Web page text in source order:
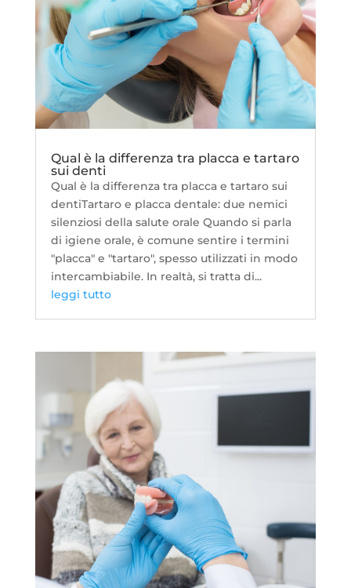
Qual è la differenza tra placca e tartaro
sui denti
Qual è la differenza tra placca e tartaro sui
dentiTartaro e placca dentale: due nemici
silenziosi della salute orale Quando si parla
di igiene orale, è comune sentire i termini
"placca" e "tartaro", spesso utilizzati in modo
intercambiabile. In realtà, si tratta di...
leggi tutto